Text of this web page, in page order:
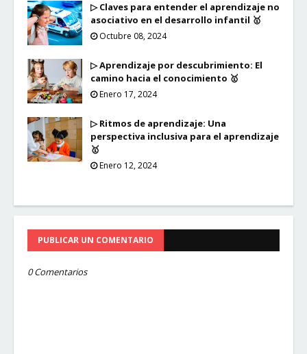
▷ Claves para entender el aprendizaje no
asociativo en el desarrollo infantil 🥇
Octubre 08, 2024
▷ Aprendizaje por descubrimiento: El
camino hacia el conocimiento 🥇
Enero 17, 2024
▷ Ritmos de aprendizaje: Una
perspectiva inclusiva para el aprendizaje
🥇
Enero 12, 2024
PUBLICAR UN COMENTARIO
0 Comentarios